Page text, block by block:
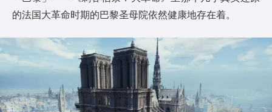
的法国大革命时期的巴黎圣母院依然健康地存在着。